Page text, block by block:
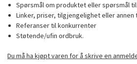
Spørsmål om produktet eller spørsmål
Linker, priser, tilgjengelighet eller annen
Referanser til konkurrenter
Støtende/ufin ordbruk.
Du må ha kjøpt varen for å skrive en